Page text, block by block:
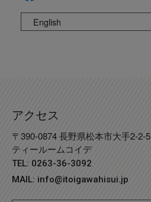
English
アクセス
〒390-0874 長野県松本市大手2-2-5
ティールームコイデ
TEL: 0263-36-3092
MAIL: info@itoigawahisui.jp